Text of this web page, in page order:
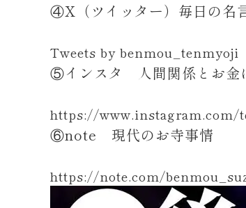
④X（ツイッター）毎日の名
Tweets by benmou_tenmyoji
⑤インスタ 人間関係とお金
https://www.instagram.com/
⑥note 現代のお寺事情
https://note.com/